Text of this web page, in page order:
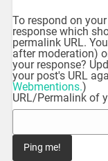
To respond on
response which
permalink URL.
after moderation)
your response?
your post's URL
Webmentions.)
URL/Permalink of